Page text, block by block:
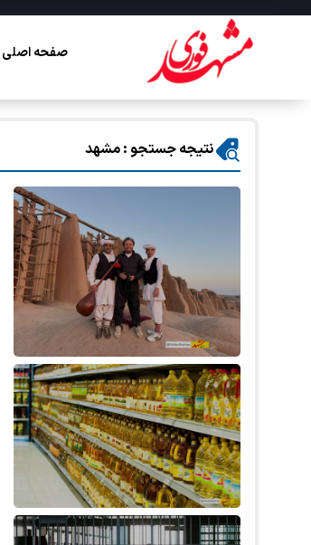
صفحه اصلی
نتیجه جستجو : مشهد